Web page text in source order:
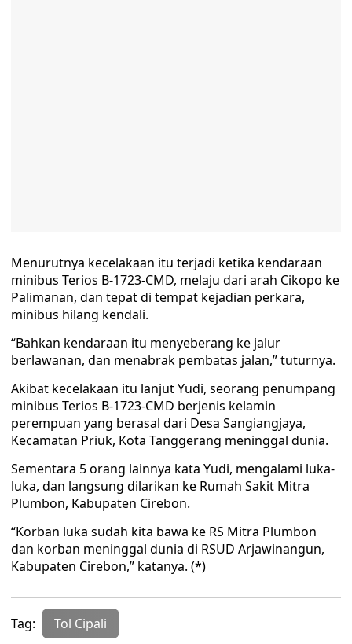
Menurutnya kecelakaan itu terjadi ketika kendaraan
minibus Terios B-1723-CMD, melaju dari arah Cikopo ke
Palimanan, dan tepat di tempat kejadian perkara,
minibus hilang kendali.
“Bahkan kendaraan itu menyeberang ke jalur
berlawanan, dan menabrak pembatas jalan,” tuturnya.
Akibat kecelakaan itu lanjut Yudi, seorang penumpang
minibus Terios B-1723-CMD berjenis kelamin
perempuan yang berasal dari Desa Sangiangjaya,
Kecamatan Priuk, Kota Tanggerang meninggal dunia.
Sementara 5 orang lainnya kata Yudi, mengalami luka-
luka, dan langsung dilarikan ke Rumah Sakit Mitra
Plumbon, Kabupaten Cirebon.
“Korban luka sudah kita bawa ke RS Mitra Plumbon
dan korban meninggal dunia di RSUD Arjawinangun,
Kabupaten Cirebon,” katanya. (*)
Tag: Tol Cipali